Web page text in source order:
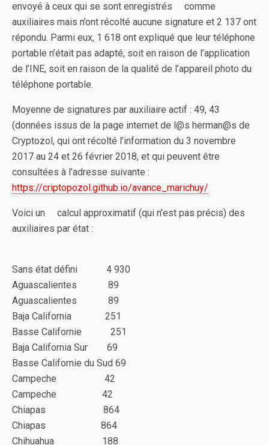
envoyé à ceux qui se sont enregistrés comme
auxiliaires mais n’ont récolté aucune signature et 2 137 ont
répondu. Parmi eux, 1 618 ont expliqué que leur téléphone
portable n’était pas adapté, soit en raison de l’application
de l’INE, soit en raison de la qualité de l’appareil photo du
téléphone portable.
Moyenne de signatures par auxiliaire actif : 49, 43
(données issus de la page internet de l@s herman@s de
Cryptozol, qui ont récolté l’information du 3 novembre
2017 au 24 et 26 février 2018, et qui peuvent être
consultées à l’adresse suivante :
https://criptopozol.github.io/avance_marichuy/
Voici un calcul approximatif (qui n’est pas précis) des
auxiliaires par état :
Sans état défini 4 930
Aguascalientes 89
Aguascalientes 89
Baja California 251
Basse Californie 251
Baja California Sur 69
Basse Californie du Sud 69
Campeche 42
Campeche 42
Chiapas 864
Chiapas 864
Chihuahua 188